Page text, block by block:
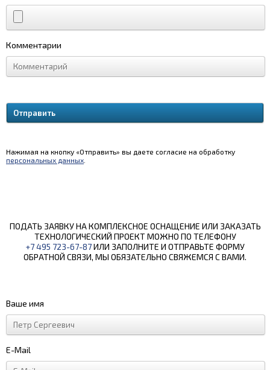
Комментарии
Нажимая на кнопку «Отправить» вы даете согласие на обработку
персональных данных
ПОДАТЬ ЗАЯВКУ НА КОМПЛЕКСНОЕ ОСНАЩЕНИЕ ИЛИ ЗАКАЗАТЬ
ТЕХНОЛОГИЧЕСКИЙ ПРОЕКТ МОЖНО ПО ТЕЛЕФОНУ
+7 495 723-67-87ИЛИ ЗАПОЛНИТЕ И ОТПРАВЬТЕ ФОРМУ
ОБРАТНОЙ СВЯЗИ, МЫ ОБЯЗАТЕЛЬНО СВЯЖЕМСЯ С ВАМИ.
Ваше имя
E-Mail